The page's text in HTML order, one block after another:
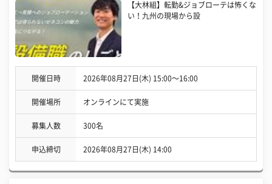
【大林組】転勤&ジョブローテは怖くな
い！九州の現場から設
開催日時 2026年08月27日(木) 15:00〜16:00
開催場所 オンラインにて実施
募集人数 300名
申込締切 2026年08月27日(木) 14:00